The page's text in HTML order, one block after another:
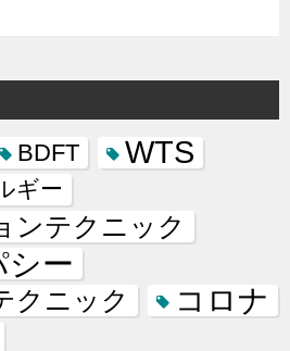
BDFT WTS
ギー
ンテクニック
シー
クニック コロナ